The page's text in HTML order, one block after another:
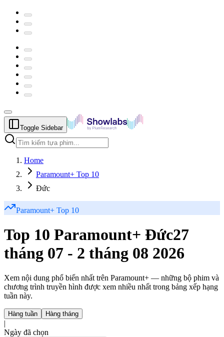
Toggle Sidebar
Home
Paramount+ Top 10
Đức
Paramount+ Top 10
Top 10 Paramount+ Đức27
tháng 07 - 2 tháng 08 2026
Xem nội dung phổ biến nhất trên Paramount+ — những bộ phim và
chương trình truyền hình được xem nhiều nhất trong bảng xếp hạng
tuần này.
Hàng tuần Hàng tháng
|
Ngày đã chọn